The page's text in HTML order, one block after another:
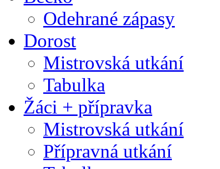
Odehrané zápasy
Dorost
Mistrovská utkání
Tabulka
Žáci + přípravka
Mistrovská utkání
Přípravná utkání